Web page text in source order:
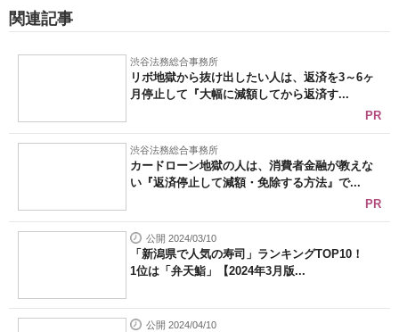
関連記事
渋谷法務総合事務所
リボ地獄から抜け出したい人は、返済を3～6ヶ
月停止して『大幅に減額してから返済す...
PR
渋谷法務総合事務所
カードローン地獄の人は、消費者金融が教えな
い『返済停止して減額・免除する方法』で...
PR
公開 2024/03/10
「新潟県で人気の寿司」ランキングTOP10！
1位は「弁天鮨」【2024年3月版...
公開 2024/04/10